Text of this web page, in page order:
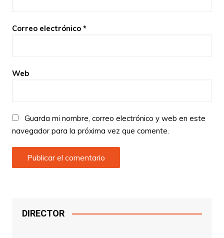
Correo electrónico *
Web
Guarda mi nombre, correo electrónico y web en este
navegador para la próxima vez que comente.
DIRECTOR